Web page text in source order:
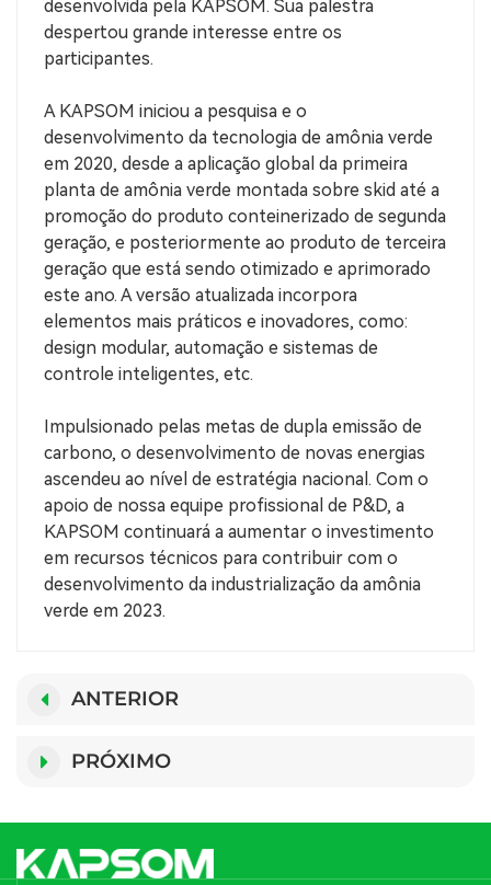
desenvolvida pela KAPSOM. Sua palestra
despertou grande interesse entre os
participantes.
A KAPSOM iniciou a pesquisa e o
desenvolvimento da tecnologia de amônia verde
em 2020, desde a aplicação global da primeira
planta de amônia verde montada sobre skid até a
promoção do produto conteinerizado de segunda
geração, e posteriormente ao produto de terceira
geração que está sendo otimizado e aprimorado
este ano. A versão atualizada incorpora
elementos mais práticos e inovadores, como:
design modular, automação e sistemas de
controle inteligentes, etc.
Impulsionado pelas metas de dupla emissão de
carbono, o desenvolvimento de novas energias
ascendeu ao nível de estratégia nacional. Com o
apoio de nossa equipe profissional de P&D, a
KAPSOM continuará a aumentar o investimento
em recursos técnicos para contribuir com o
desenvolvimento da industrialização da amônia
verde em 2023.
ANTERIOR
PRÓXIMO